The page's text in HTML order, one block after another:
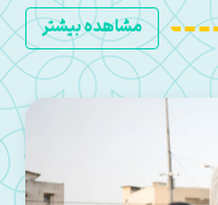
مشاهده بیشتر